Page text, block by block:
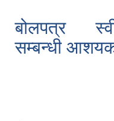
बोलपत्र
सम्बन्धी